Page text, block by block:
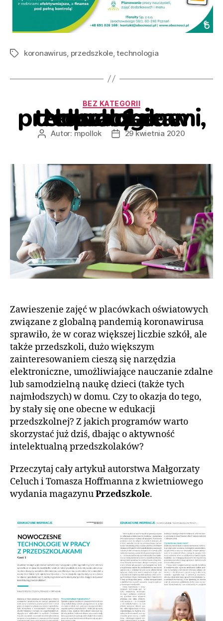
koronawirus przedszkole,technologia
BEZ KATEGORII
Nowoczesne technologie w pracy z przedszkolakami, cz. 1
Autor: mpollok 29 kwietnia 2020
Zawieszenie zajęć w placówkach oświatowych
związane z globalną pandemią koronawirusa
sprawiło, że w coraz większej liczbie szkół, ale
także przedszkoli, dużo większym
zainteresowaniem cieszą się narzędzia
elektroniczne, umożliwiające nauczanie zdalne
lub samodzielną naukę dzieci (także tych
najmłodszych) w domu. Czy to okazja do tego,
by stały się one obecne w edukacji
przedszkolnej? Z jakich programów warto
skorzystać już dziś, dbając o aktywność
intelektualną przedszkolaków?
Przeczytaj cały artykuł autorstwa Małgorzaty
Celuch i Tomasza Hoffmanna z kwietniowego
wydania magazynuPrzedszkole.